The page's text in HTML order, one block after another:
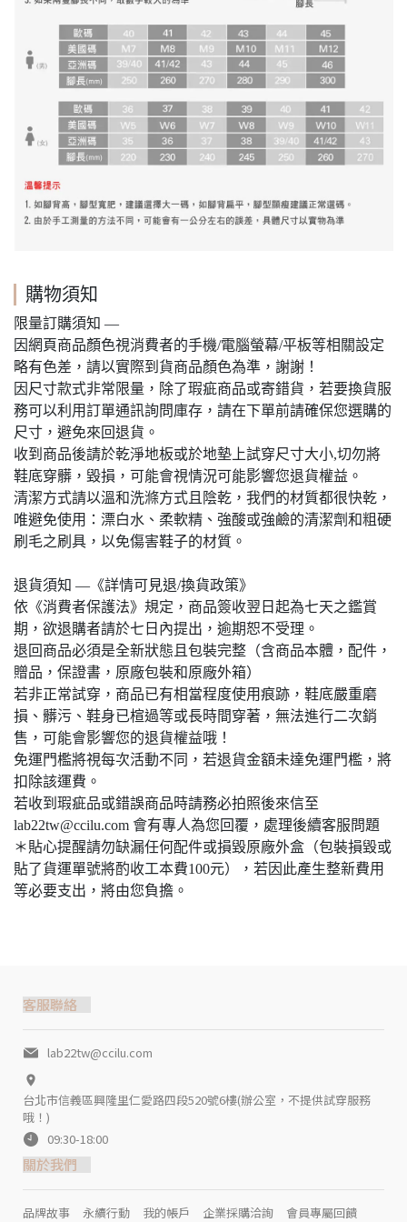
購物須知
限量訂購須知 —
因網頁商品顏色視消費者的手機/電腦螢幕/平板等相關設定
略有色差，請以實際到貨商品顏色為準，謝謝！
因尺寸款式非常限量，除了瑕疵商品或寄錯貨，若要換貨服
務可以利用訂單通訊詢問庫存，請在下單前請確保您選購的
尺寸，避免來回退貨。
收到商品後請於乾淨地板或於地墊上試穿尺寸大小,切勿將
鞋底穿髒，毀損，可能會視情況可能影響您退貨權益。
清潔方式請以溫和洗滌方式且陰乾，我們的材質都很快乾，
唯避免使用：漂白水、柔軟精、強酸或強鹼的清潔劑和粗硬
刷毛之刷具，以免傷害鞋子的材質。
退貨須知 —《詳情可見退/換貨政策》
依《消費者保護法》規定，商品簽收翌日起為七天之鑑賞
期，欲退購者請於七日內提出，逾期恕不受理。
退回商品必須是全新狀態且包裝完整（含商品本體，配件，
贈品，保證書，原廠包裝和原廠外箱）
若非正常試穿，商品已有相當程度使用痕跡，鞋底嚴重磨
損、髒污、鞋身已楦過等或長時間穿著，無法進行二次銷
售，可能會影響您的退貨權益哦！
免運門檻將視每次活動不同，若退貨金額未達免運門檻，將
扣除該運費。
若收到瑕疵品或錯誤商品時請務必拍照後來信至
lab22tw@ccilu.com 會有專人為您回覆，處理後續客服問題
＊貼心提醒請勿缺漏任何配件或損毀原廠外盒（包裝損毀或
貼了貨運單號將酌收工本費100元），若因此產生整新費用
等必要支出，將由您負擔。
客服聯絡
lab22tw@ccilu.com
台北市信義區興隆里仁愛路四段520號6樓(辦公室，不提供試穿服務
哦！)
09:30-18:00
關於我們
品牌故事 永續行動 我的帳戶 企業採購洽詢 會員專屬回饋